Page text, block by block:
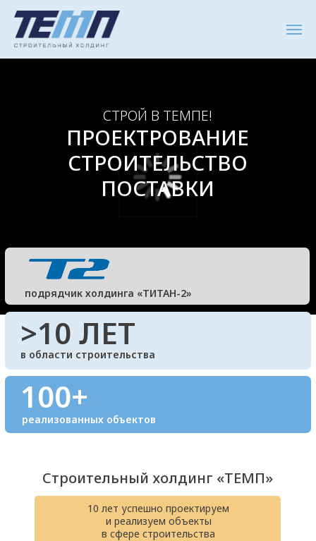
СТРОИТЕЛЬСТВО
ПОСТАВКИ
100+
реализованных объектов
Строительный холдинг «ТЕМП»
10 лет успешно проектируем
и реализуем объекты
в сфере строительства